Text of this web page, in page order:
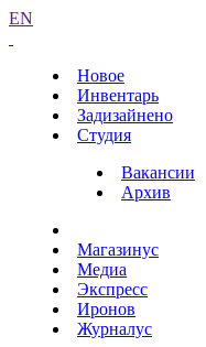
EN
Новое
Инвентарь
Задизайнено
Студия
Вакансии
Архив
Магазинус
Медиа
Экспресс
Иронов
Журналус